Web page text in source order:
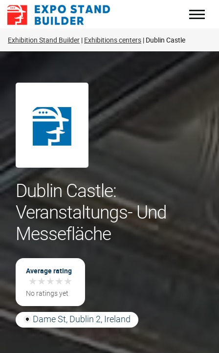
Zum
Inhalt
Exhibition Stand Builder Exhibitions centers Dublin Castle
Dublin Castle:
Veranstaltungs- Und
Messefläche
Average rating
★★★★★
★★★★★
No ratings yet
Dame St, Dublin 2, Ireland